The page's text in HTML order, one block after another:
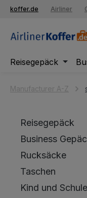
Zur
koffer.de Airliner
Reisegepäck
Manufacturer A-Z
Reisegepäck
Business
Rucksäcke
Taschen
Kind und Schule